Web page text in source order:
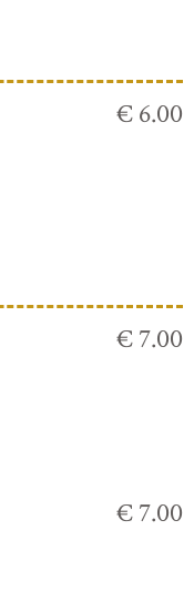
€ 6.00
€ 7.00
€ 7.00